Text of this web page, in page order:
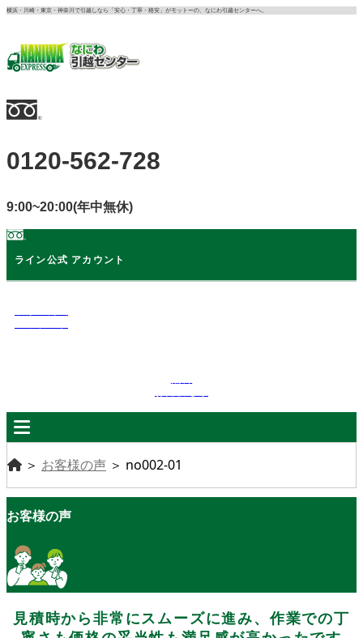
コ
ン
に
ス
ッ
プ
横浜・川崎・東京・神奈川で引越しなら「安心・丁寧・格安」がモットーの、なにわ引越センターへ。
0120-562-728
9:00~20:00(年中無休)
ライン公式 アカウント
＞ お客様の声 ＞ no002-01
お客様の声
見積時から非常にスムーズに進み、作業での丁